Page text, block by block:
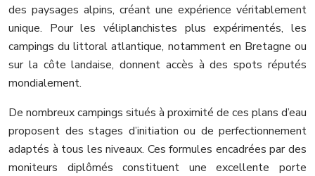
des paysages alpins, créant une expérience véritablement
unique. Pour les véliplanchistes plus expérimentés, les
campings du littoral atlantique, notamment en Bretagne ou
sur la côte landaise, donnent accès à des spots réputés
mondialement.
De nombreux campings situés à proximité de ces plans d’eau
proposent des stages d’initiation ou de perfectionnement
adaptés à tous les niveaux. Ces formules encadrées par des
moniteurs diplômés constituent une excellente porte